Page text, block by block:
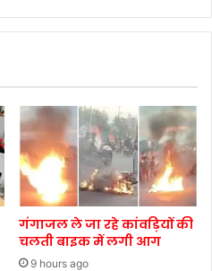
गंगाजल ले जा रहे कांवड़ियों की
चलती बाइक में लगी आग
9 hours ago